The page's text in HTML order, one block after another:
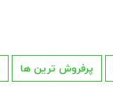
پرفروش ترین ها